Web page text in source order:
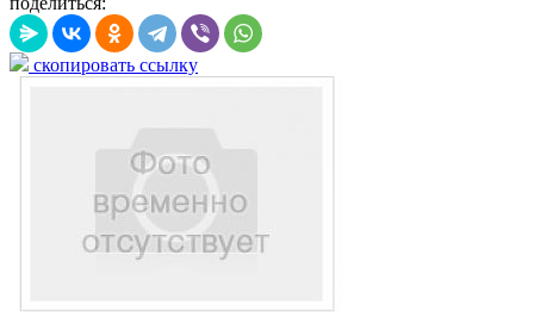
скопировать ссылку